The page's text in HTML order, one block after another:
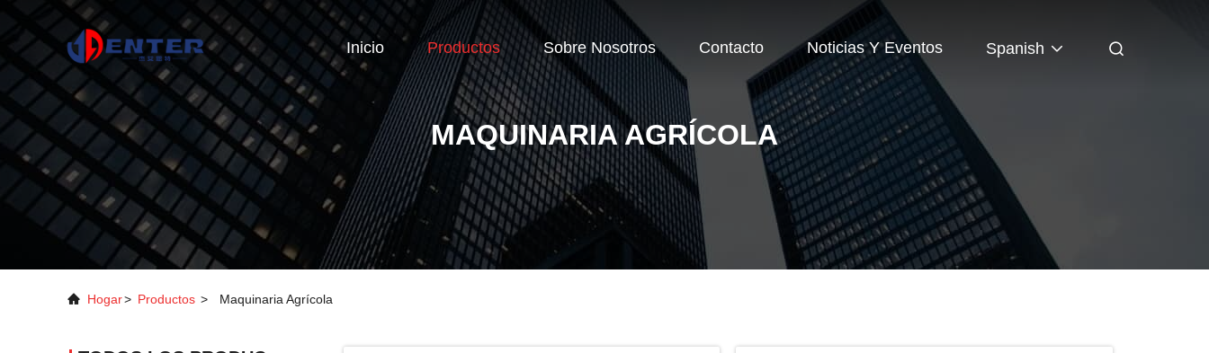
Inicio Productos Sobre Nosotros Contacto Noticias Y Eventos Spanish
MAQUINARIA AGRÍCOLA
Hogar> Productos > Maquinaria Agrícola